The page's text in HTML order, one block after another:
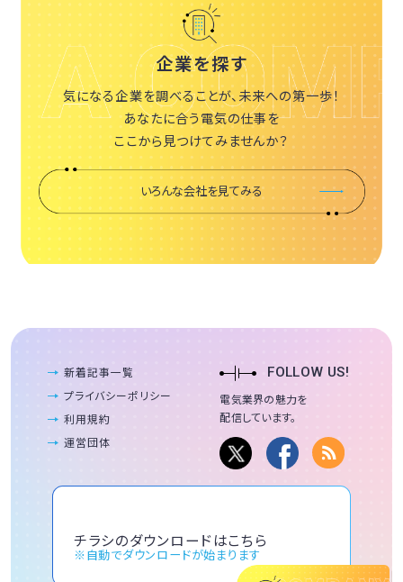
企業を探す
気になる企業を調べることが、未来への第一歩！
あなたに合う電気の仕事を
ここから見つけてみませんか？
いろんな会社を見てみる
新着記事一覧
プライバシーポリシー
利用規約
運営団体
FOLLOW US!
電気業界の魅力を
配信しています。
チラシのダウンロードはこちら
※自動でダウンロードが始まります